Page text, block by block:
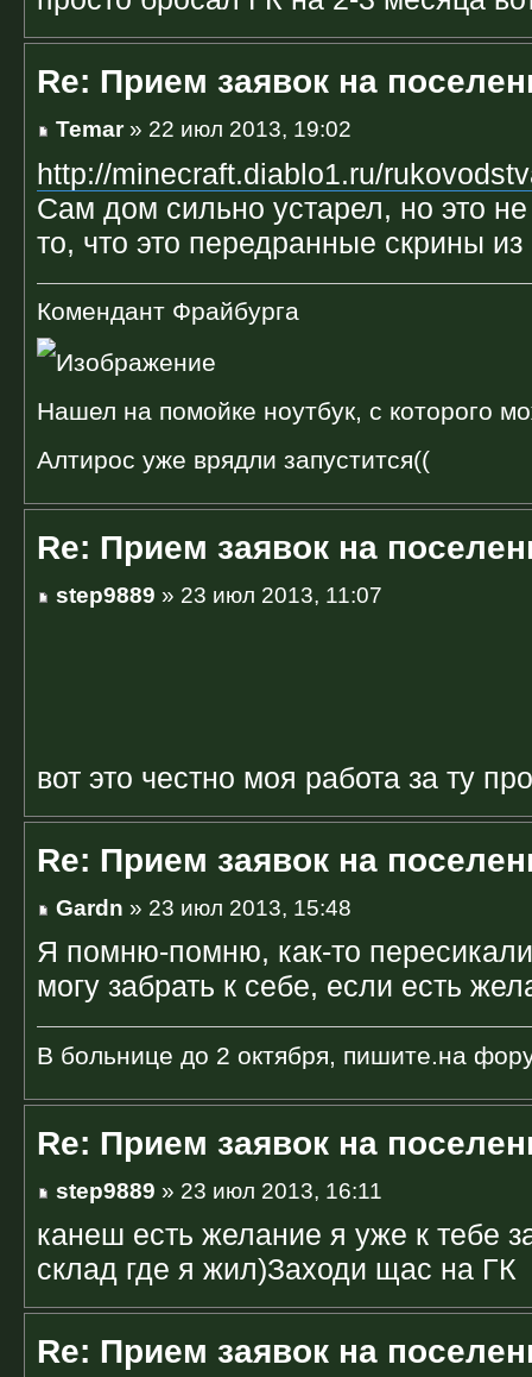
Re: Прием заявок на
Temar» 22 июл 2013, 19:02
http://minecraft.diablo1.ru/
Сам дом сильно устарел, но это
то, что это передранные скрины из
Комендант Фрайбурга
Нашел на помойке ноутбук, с которого
Алтирос уже врядли запустится((
Re: Прием заявок на
step9889 » 23 июл 2013, 11:07
вот это честно моя работа за ту
Re: Прием заявок на
Gardn » 23 июл 2013, 15:48
Я помню-помню, как-то
могу забрать к себе, если есть
В больнице до 2 октября, пишите.на
Re: Прием заявок на
step9889 » 23 июл 2013, 16:11
канеш есть желание я уже к тебе
склад где я жил)Заходи щас на ГК
Re: Прием заявок на